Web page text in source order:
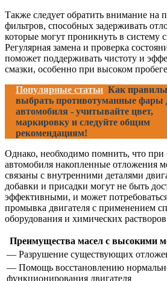
Также следует обратить внимание на
фильтров, способных задерживать
которые могут проникнуть в систему
Регулярная замена и проверка
поможет поддерживать чистоту и
смазки, особенно при высоком
Популярные статьи Как
выбрать противотуманные фары
автомобиля - учитывайте цвет,
маркировку и следуйте общим
рекомендациям!
Однако, необходимо помнить, что при
автомобиля накопленные отложения
связаны с внутренними деталями
добавки и присадки могут не быть
эффективными, и может
промывка двигателя с применением
оборудования и химических
Преимущества масел с высокими
— Разрушение существующих
— Помощь восстановлению
функционирования двигателя